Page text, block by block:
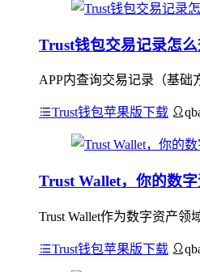
Trust钱包交易记录怎
APP内查询交易记录（基础
Trust钱包苹果版下载
Trust Wallet，你的数
Trust Wallet作为数字资产
Trust钱包苹果版下载